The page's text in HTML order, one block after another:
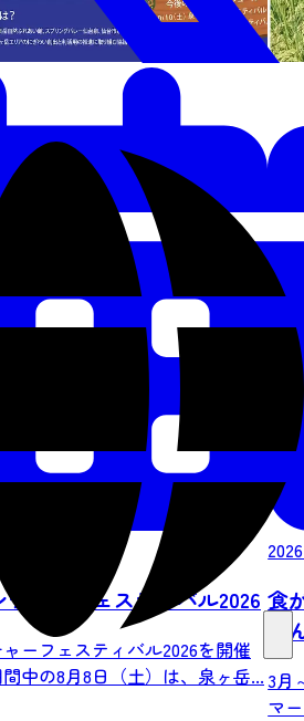
08
ャーフェスティバル2026
ーフェスティバル2026を開催
中の8月8日（土）は、泉ヶ岳...
食
3月
マ